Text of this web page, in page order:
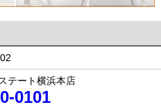
テート横浜本店
0101